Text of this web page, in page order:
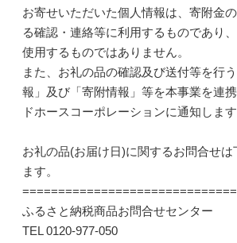
お寄せいただいた個人情報は、寄附金
る確認・連絡等に利用するものであり
使用するものではありません。
また、お礼の品の確認及び送付等を行
報」及び「寄附情報」等を本事業を連
ドホースコーポレーションに通知します
お礼の品(お届け日)に関するお問合せは
ます。
ふるさと納税商品お問合せセンター
TEL 0120-977-050